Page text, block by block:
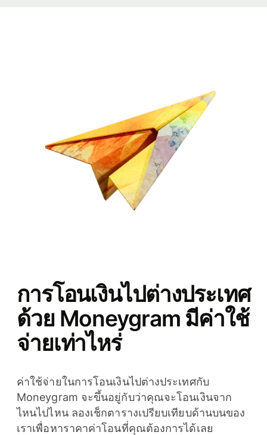
การโอนเงินไปต่างประเทศ
ด้วย Moneygram มีค่าใช้
จ่ายเท่าไหร่
ค่าใช้จ่ายในการโอนเงินไปต่างประเทศกับ
Moneygram จะขึ้นอยู่กับว่าคุณจะโอนเงินจาก
ไหนไปไหน ลองเช็กตารางเปรียบเทียบด้านบนของ
เราเพื่อหาราคาค่าโอนที่คุณต้องการได้เลย